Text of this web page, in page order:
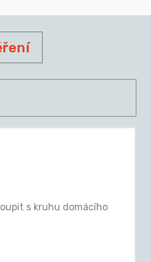
s kruhu domácího